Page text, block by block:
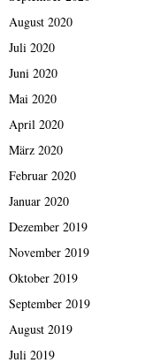
August 2020
Juli 2020
Juni 2020
Mai 2020
April 2020
März 2020
Februar 2020
Januar 2020
Dezember 2019
November 2019
Oktober 2019
September 2019
August 2019
Juli 2019